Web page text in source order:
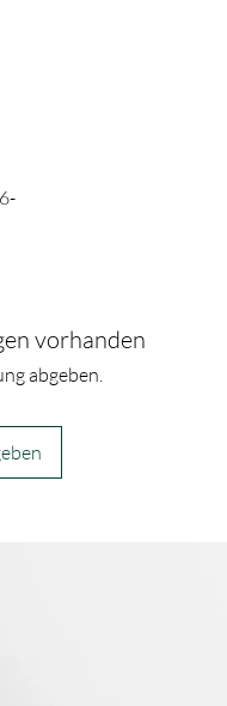
vorhanden
abgeben.